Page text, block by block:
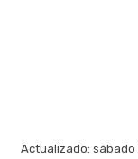
Actualizado: sábado